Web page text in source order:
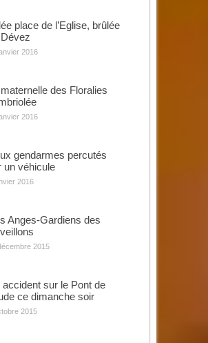
place de l’Eglise, brûlée
2016
des Floralies
2016
gendarmes percutés
un véhicule
2016
Anges-Gardiens des
2015
accident sur le Pont de
ce dimanche soir
2015